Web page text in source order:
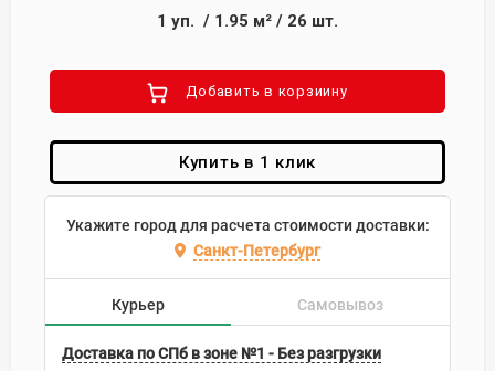
1 уп. / 1.95 м² / 26 шт.
Добавить в корзиину
Купить в 1 клик
Укажите город для расчета стоимости доставки:
Санкт-Петербург
Курьер Самовывоз
Доставка по СПб в зоне №1 - Без разгрузки